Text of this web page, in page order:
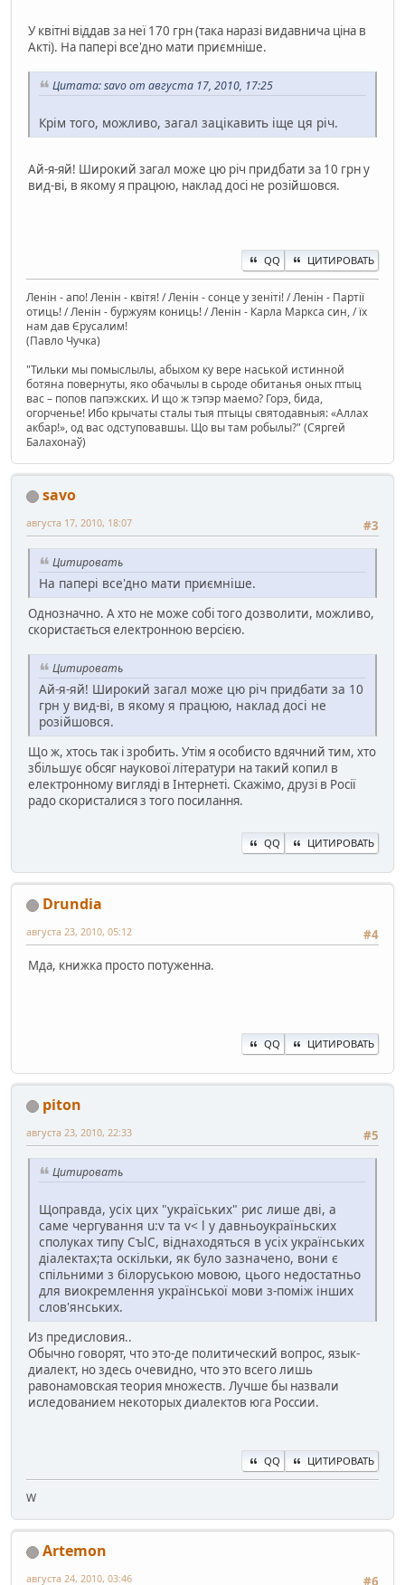
У квітні віддав за неї 170 грн (така наразі видавнича ціна в
Акті). На папері все'дно мати приємніше.
Цитата: savo от августа 17, 2010, 17:25
Крім того, можливо, загал зацікавить іще ця річ.
Ай-я-яй! Широкий загал може цю річ придбати за 10 грн у
вид-ві, в якому я працюю, наклад досі не розійшовся.
QQ ЦИТИРОВАТЬ
Ленін - апо! Ленін - квітя! / Ленін - сонце у зеніті! / Ленін - Партії
отиць! / Ленін - буржуям кониць! / Ленін - Карла Маркса син, / їх
нам дав Єрусалим!
(Павло Чучка)
"Тильки мы помыслылы, абыхом ку вере наськой истинной
ботяна повернуты, яко обачылы в сьроде обитанья оных птыц
вас – попов папэжских. И що ж тэпэр маемо? Горэ, бида,
огорченье! Ибо крычаты сталы тыя птыцы святодавныя: «Аллах
акбар!», од вас одступовавшы. Що вы там робылы?" (Сяргей
Балахонаў)
savo
#3
августа 17, 2010, 18:07
Цитировать
На папері все'дно мати приємніше.
Однозначно. А хто не може собі того дозволити, можливо,
скористається електронною версією.
Цитировать
Ай-я-яй! Широкий загал може цю річ придбати за 10
грн у вид-ві, в якому я працюю, наклад досі не
розійшовся.
Що ж, хтось так і зробить. Утім я особисто вдячний тим, хто
збільшує обсяг наукової літератури на такий копил в
електронному вигляді в Інтернеті. Скажімо, друзі в Росії
радо скористалися з того посилання.
QQ ЦИТИРОВАТЬ
Drundia
#4
августа 23, 2010, 05:12
Мда, книжка просто потуженна.
QQ ЦИТИРОВАТЬ
piton
#5
августа 23, 2010, 22:33
Цитировать
Щоправда, усіх цих "україських" рис лише дві, а
саме чергування u:v та v< l у давньоукраїньских
сполуках типу CъlC, вiднаходяться в усіх українських
діалектах;та оскільки, як було зазначено, вони є
спiльними з білоруською мовою, цього недостатньо
для виокремлення української мови з-поміж інших
слов'янських.
Из предисловия..
Обычно говорят, что это-де политический вопрос, язык-
диалект, но здесь очевидно, что это всего лишь
равонамовская теория множеств. Лучше бы назвали
иследованием некоторых диалектов юга России.
QQ ЦИТИРОВАТЬ
W
Artemon
#6
августа 24, 2010, 03:46